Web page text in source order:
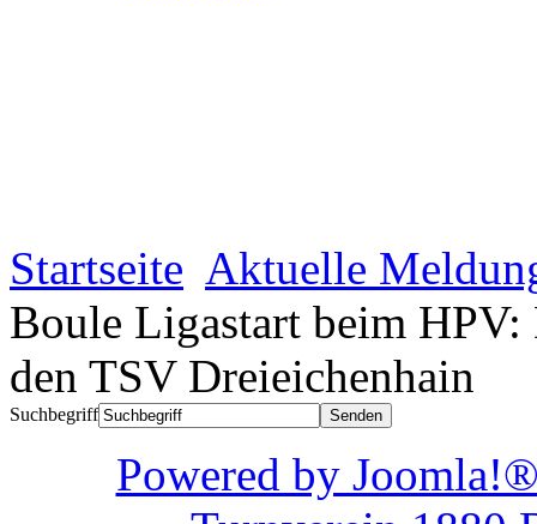
Startseite Aktuelle
Boule Ligastart beim HPV:
den TSV Dreieichenhain
Suchbegriff
Powered by